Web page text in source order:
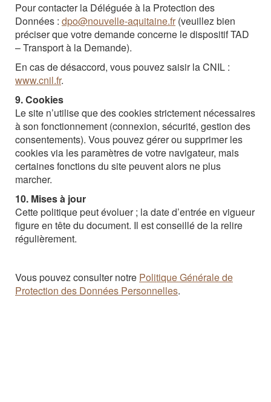
Pour contacter la Déléguée à la Protection des
Données : dpo@nouvelle-aquitaine.fr (veuillez bien
préciser que votre demande concerne le dispositif TAD
– Transport à la Demande).
En cas de désaccord, vous pouvez saisir la CNIL :
www.cnil.fr.
9. Cookies
Le site n’utilise que des cookies strictement nécessaires
à son fonctionnement (connexion, sécurité, gestion des
consentements). Vous pouvez gérer ou supprimer les
cookies via les paramètres de votre navigateur, mais
certaines fonctions du site peuvent alors ne plus
marcher.
10. Mises à jour
Cette politique peut évoluer ; la date d’entrée en vigueur
figure en tête du document. Il est conseillé de la relire
régulièrement.
Vous pouvez consulter notre Politique Générale de
Protection des Données Personnelles.